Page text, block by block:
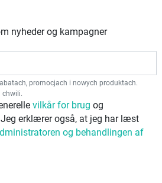
nyheder og kampagner
promocjach i nowych produktach.
chwili.
vilkår for brug og
Jeg erklærer også, at jeg har læst
og behandlingen af